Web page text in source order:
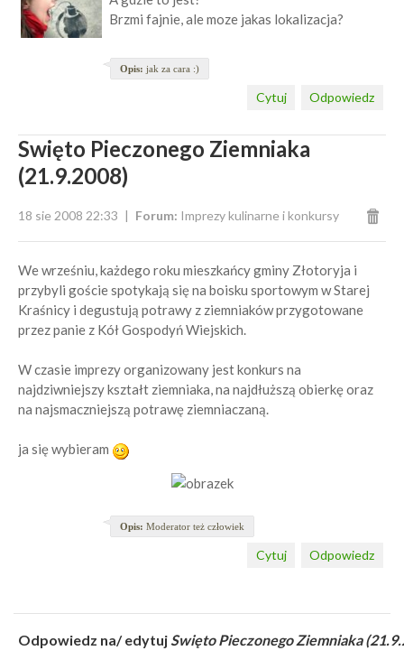
Brzmi fajnie, ale moze jakas lokalizacja?
Opis: jak za cara :)
Odpowiedz
Cytuj
Swięto Pieczonego Ziemniaka
(21.9.2008)
18 sie 2008 22:33 Forum: Imprezy kulinarne i konkursy
We wrześniu, każdego roku mieszkańcy gminy Złotoryja i
przybyli goście spotykają się na boisku sportowym w Starej
Kraśnicy i degustują potrawy z ziemniaków przygotowane
przez panie z Kół Gospodyń Wiejskich.
W czasie imprezy organizowany jest konkurs na
najdziwniejszy kształt ziemniaka, na najdłuższą obierkę oraz
na najsmaczniejszą potrawę ziemniaczaną.
ja się wybieram
Opis: Moderator też człowiek
Odpowiedz
Cytuj
Odpowiedz na/ edytujSwięto Pieczonego Ziemniaka